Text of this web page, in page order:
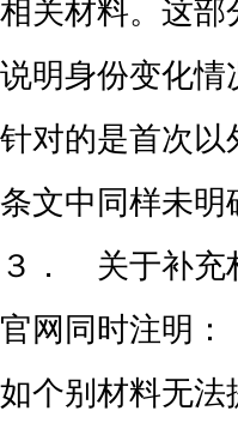
相关材料。这部
说明身份变化情
针对的是首次以
条文中同样未明
３． 关于补充
官网同时注明：
如个别材料无法